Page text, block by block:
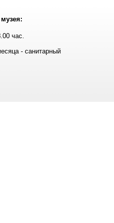
час.
- санитарный